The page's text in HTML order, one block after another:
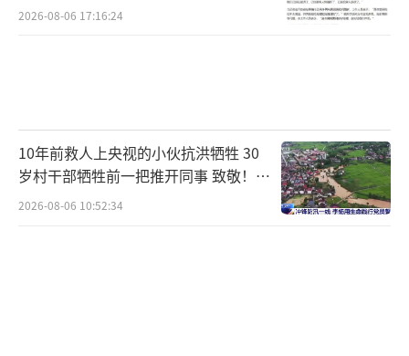
2026-08-06 17:16:24
10年前救人上央视的小伙抗洪牺牲 30
岁村干部牺牲前一把推开同事 致敬！送
别！
2026-08-06 10:52:34